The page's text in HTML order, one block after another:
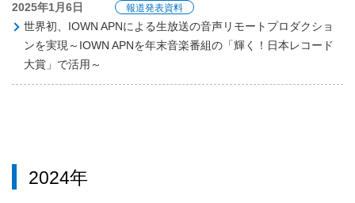
2025年1月6日 報道発表資料
世界初、IOWN APNによる生放送の音声リモートプロダクショ
ンを実現～IOWN APNを年末音楽番組の「輝く！日本レコード
大賞」で活用～
2024年